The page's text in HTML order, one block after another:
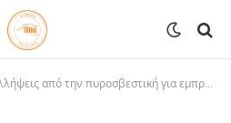
από την πυροσβεστική για εμπρησμό από αμέλεια σε Αργολίδα και Κερατέα